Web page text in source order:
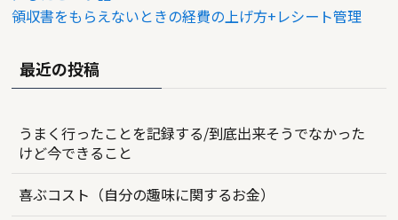
領収書をもらえないときの経費の上げ方+レシート管理
最近の投稿
うまく行ったことを記録する/到底出来そうでなかった
けど今できること
喜ぶコスト（自分の趣味に関するお金）